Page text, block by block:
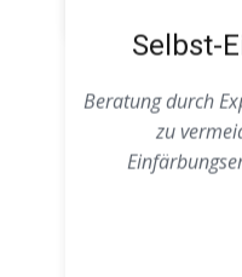
Selbst-
Beratung durch
zu